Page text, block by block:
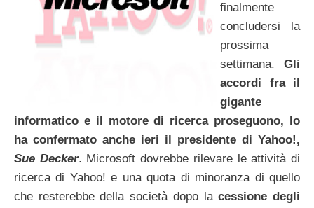
finalmente
concludersi la
prossima
settimana. Gli
accordi fra il
gigante
informatico e il motore di ricerca proseguono, lo
ha confermato anche ieri il presidente di Yahoo!,
Sue Decker. Microsoft dovrebbe rilevare le attività di
ricerca di Yahoo! e una quota di minoranza di quello
che resterebbe della società dopo lacessione degli